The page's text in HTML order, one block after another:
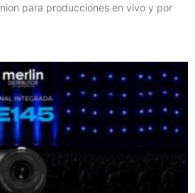
para producciones en vivo y por